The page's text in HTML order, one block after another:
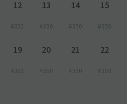
12
¥350
13
¥350
14
¥350
15
¥350
19
¥350
20
¥350
21
¥350
22
¥350